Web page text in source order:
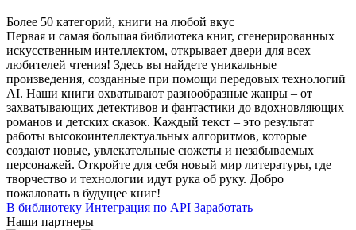
Более 50 категорий, книги на любой вкус
Первая и самая большая библиотека книг, сгенерированных
искусственным интеллектом, открывает двери для всех
любителей чтения! Здесь вы найдете уникальные
произведения, созданные при помощи передовых технологий
AI. Наши книги охватывают разнообразные жанры – от
захватывающих детективов и фантастики до вдохновляющих
романов и детских сказок. Каждый текст – это результат
работы высокоинтеллектуальных алгоритмов, которые
создают новые, увлекательные сюжеты и незабываемых
персонажей. Откройте для себя новый мир литературы, где
творчество и технологии идут рука об руку. Добро
пожаловать в будущее книг!
В библиотеку Интеграция по API Заработать
Наши партнеры